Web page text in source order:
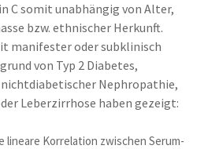
C somit unabhängig von Alter,
bzw. ethnischer Herkunft.
manifester oder subklinisch
von Typ 2 Diabetes,
Nephropathie,
Leberzirrhose haben gezeigt:
lineare Korrelation zwischen Serum-